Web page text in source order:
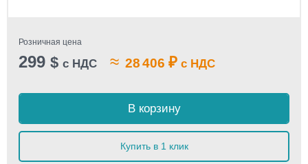
Розничная цена
299 $ с НДС ≈ 28 406 ₽ с НДС
В корзину
Купить в 1 клик